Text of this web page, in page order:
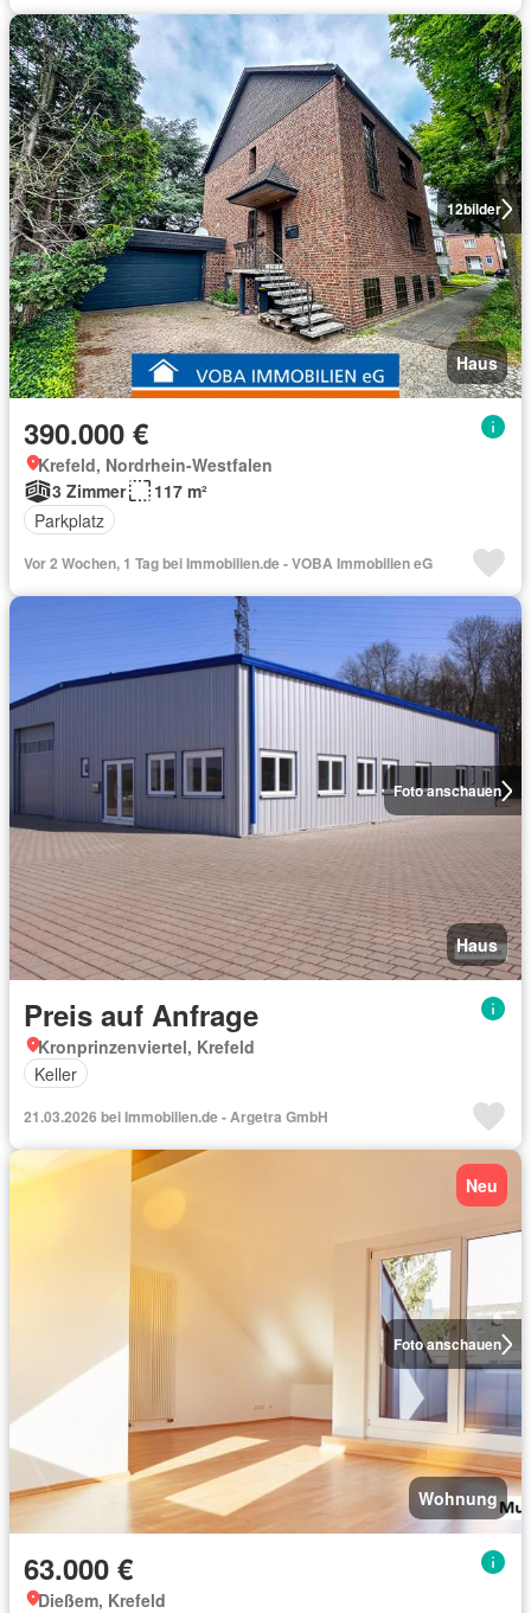
12bilder
Haus
390.000 €
Krefeld, Nordrhein-Westfalen
3 Zimmer
117 m²
Parkplatz
Vor 2 Wochen, 1 Tag bei Immobilien.de - VOBA Immobilien eG
Foto anschauen
Haus
Preis auf Anfrage
Kronprinzenviertel, Krefeld
Keller
21.03.2026 bei Immobilien.de - Argetra GmbH
Foto anschauen
Neu
Wohnung
63.000 €
Dießem, Krefeld